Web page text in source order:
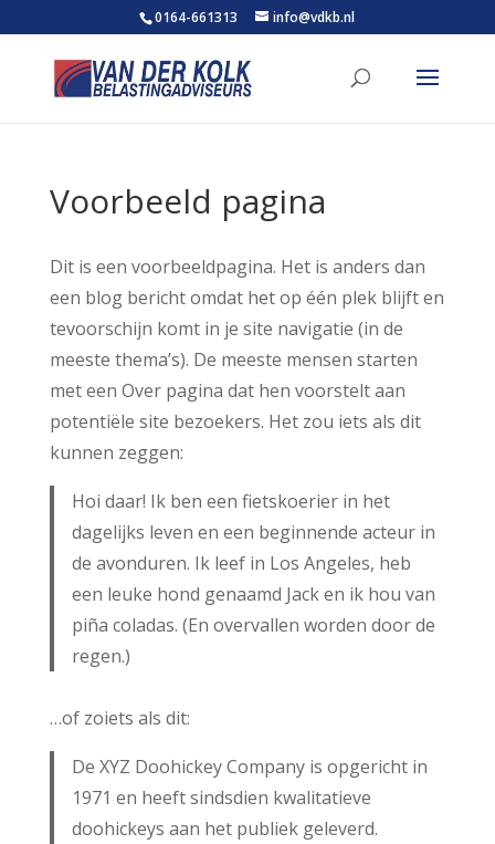
0164-661313 info@vdkb.nl
Voorbeeld pagina
Dit is een voorbeeldpagina. Het is anders dan
een blog bericht omdat het op één plek blijft en
tevoorschijn komt in je site navigatie (in de
meeste thema’s). De meeste mensen starten
met een Over pagina dat hen voorstelt aan
potentiële site bezoekers. Het zou iets als dit
kunnen zeggen:
Hoi daar! Ik ben een fietskoerier in het
dagelijks leven en een beginnende acteur in
de avonduren. Ik leef in Los Angeles, heb
een leuke hond genaamd Jack en ik hou van
piña coladas. (En overvallen worden door de
regen.)
…of zoiets als dit:
De XYZ Doohickey Company is opgericht in
1971 en heeft sindsdien kwalitatieve
doohickeys aan het publiek geleverd.